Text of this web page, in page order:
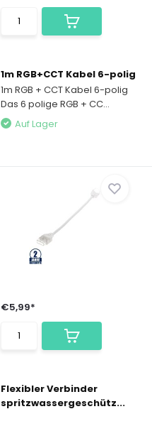
1m RGB+CCT Kabel 6-polig
1m RGB + CCT Kabel 6-polig
Das 6 polige RGB + CC...
Auf Lager
€5,99*
Flexibler Verbinder
spritzwassergeschütz...